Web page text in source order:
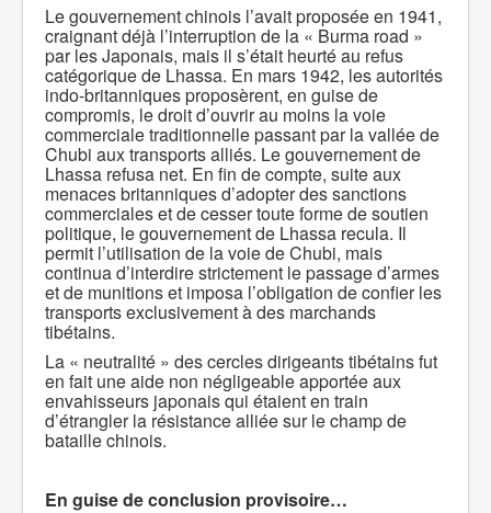
Le gouvernement chinois l’avait proposée en 1941,
craignant déjà l’interruption de la « Burma road »
par les Japonais, mais il s’était heurté au refus
catégorique de Lhassa. En mars 1942, les autorités
indo-britanniques proposèrent, en guise de
compromis, le droit d’ouvrir au moins la voie
commerciale traditionnelle passant par la vallée de
Chubi aux transports alliés. Le gouvernement de
Lhassa refusa net. En fin de compte, suite aux
menaces britanniques d’adopter des sanctions
commerciales et de cesser toute forme de soutien
politique, le gouvernement de Lhassa recula. Il
permit l’utilisation de la voie de Chubi, mais
continua d’interdire strictement le passage d’armes
et de munitions et imposa l’obligation de confier les
transports exclusivement à des marchands
tibétains.
La « neutralité » des cercles dirigeants tibétains fut
en fait une aide non négligeable apportée aux
envahisseurs japonais qui étaient en train
d’étrangler la résistance alliée sur le champ de
bataille chinois.
En guise de conclusion provisoire…